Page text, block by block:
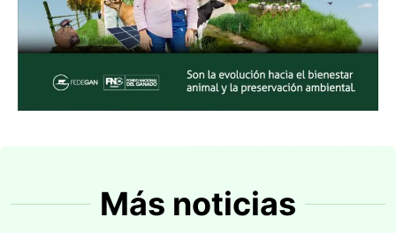
Más noticias